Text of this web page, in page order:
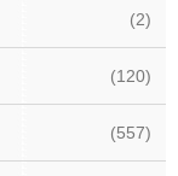
(2)
(120)
(557)